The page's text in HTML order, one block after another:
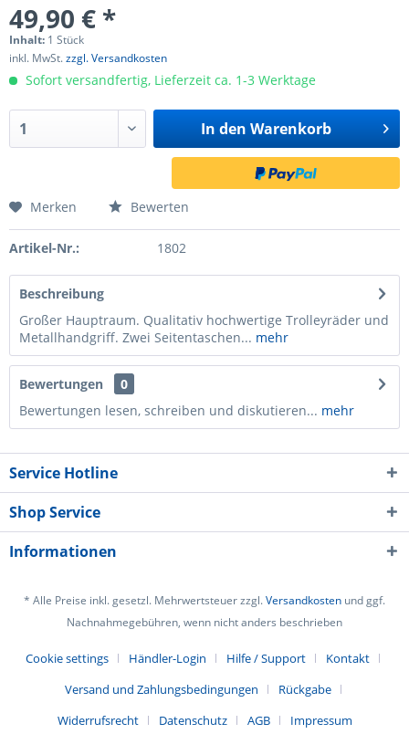
49,90 € *
Inhalt: 1 Stück
inkl. MwSt.zzgl. Versandkosten
Sofort versandfertig, Lieferzeit ca. 1-3 Werktage
In den Warenkorb
Merken Bewerten
Artikel-Nr.: 1802
Beschreibung
Großer Hauptraum. Qualitativ hochwertige Trolleyräder und
Metallhandgriff. Zwei Seitentaschen... mehr
Bewertungen
0
Bewertungen lesen, schreiben und diskutieren... mehr
Service Hotline
Shop Service
Informationen
* Alle Preise inkl. gesetzl. Mehrwertsteuer zzgl.Versandkosten und ggf.
Nachnahmegebühren, wenn nicht anders beschrieben
Cookie settings Händler-Login Hilfe / Support
Kontakt
Versand und Zahlungsbedingungen
Rückgabe
Widerrufsrecht
Datenschutz AGB Impressum